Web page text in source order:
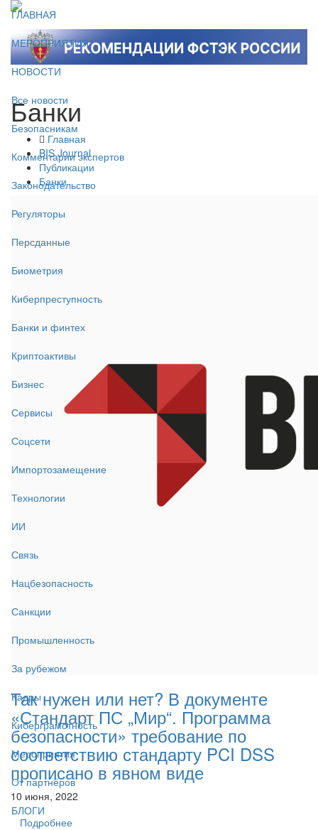
ГЛАВНАЯ
МЕРОПРИЯТИЯ
НОВОСТИ
Все новости
Безопасникам
Комментарии экспертов
Законодательство
Регуляторы
Персданные
Биометрия
Киберпреступность
Банки и финтех
Криптоактивы
Бизнес
Сервисы
Соцсети
Импортозамещение
Технологии
ИИ
Связь
Нацбезопасность
Санкции
Промышленность
За рубежом
Кадры
Киберграмотность
Мероприятия
От партнёров
БЛОГИ
Банки
Главная
BIS Journal
Публикации
Банки
Так нужен или нет? В документе
«Стандарт ПС „Мир“. Программа
безопасности» требование по
соответствию стандарту PCI DSS
прописано в явном виде
10 июня, 2022
Подробнее